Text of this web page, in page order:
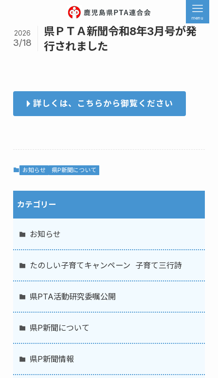
menu
県ＰＴＡ新聞令和8年3月号が発
行されました
2026
3/18
詳しくは、こちらから御覧ください
お知らせ 県P新聞について
カテゴリー
お知らせ
たのしい子育てキャンペーン 子育て三行詩
県PTA活動研究委嘱公開
県P新聞について
県P新聞情報